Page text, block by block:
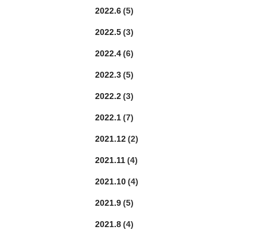
2022.6(5)
2022.5(3)
2022.4(6)
2022.3(5)
2022.2(3)
2022.1(7)
2021.12(2)
2021.11(4)
2021.10(4)
2021.9(5)
2021.8(4)